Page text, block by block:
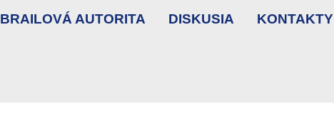
BRAILOVÁ AUTORITA DISKUSIA KONTAKTY